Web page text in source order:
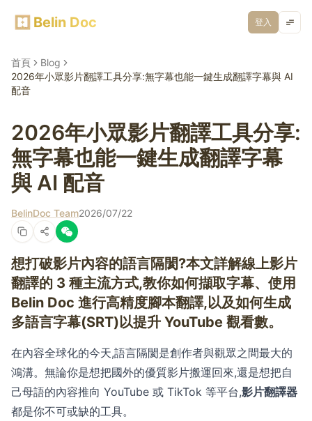
Belin Doc 登入
首頁
Blog
2026年小眾影片翻譯工具分享:無字幕也能一鍵生成翻譯字幕與 AI
配音
2026年小眾影片翻譯工具分享:
無字幕也能一鍵生成翻譯字幕
與 AI 配音
BelinDoc Team2026/07/22
想打破影片內容的語言隔閡?本文詳解線上影片
翻譯的 3 種主流方式,教你如何擷取字幕、使用
Belin Doc 進行高精度腳本翻譯,以及如何生成
多語言字幕(SRT)以提升 YouTube 觀看數。
在內容全球化的今天,語言隔閡是創作者與觀眾之間最大的
鴻溝。無論你是想把國外的優質影片搬運回來,還是想把自
己母語的內容推向 YouTube 或 TikTok 等平台,影片翻譯器
都是你不可或缺的工具。